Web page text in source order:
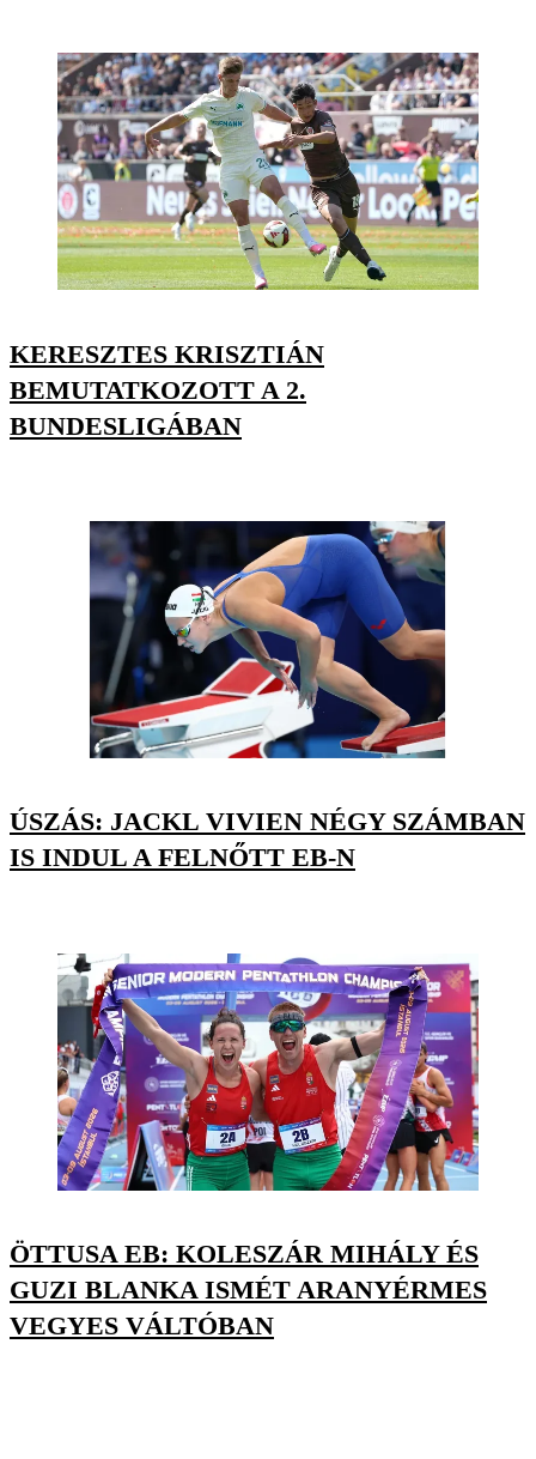
KERESZTES KRISZTIÁN
BEMUTATKOZOTT A 2.
BUNDESLIGÁBAN
ÚSZÁS: JACKL VIVIEN NÉGY SZÁMBAN
IS INDUL A FELNŐTT EB-N
ÖTTUSA EB: KOLESZÁR MIHÁLY ÉS
GUZI BLANKA ISMÉT ARANYÉRMES
VEGYES VÁLTÓBAN